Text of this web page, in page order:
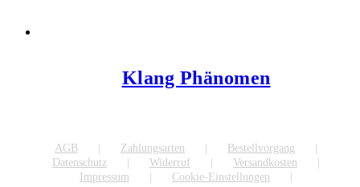
Klang Phänomen
AGB Zahlungsarten
Bestellvorgang
Datenschutz
Widerruf
Versandkosten
Impressum
Cookie-Einstellungen